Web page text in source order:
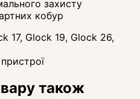
захисту
кобур
17, Glock 19, Glock 26,
також